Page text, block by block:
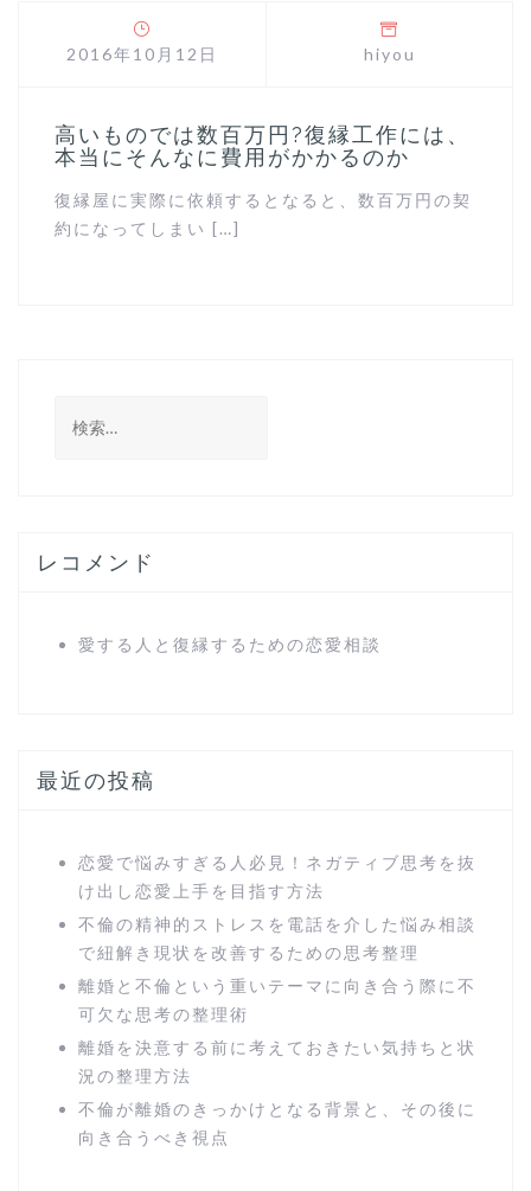
2016年10月12日 hiyou
高いものでは数百万円?復縁工作には、
本当にそんなに費用がかかるのか
復縁屋に実際に依頼するとなると、数百万円の契
約になってしまい […]
索
レコメンド
愛する人と復縁するための恋愛相談
最近の投稿
恋愛で悩みすぎる人必見！ネガティブ思考を抜
け出し恋愛上手を目指す方法
不倫の精神的ストレスを電話を介した悩み相談
で紐解き現状を改善するための思考整理
離婚と不倫という重いテーマに向き合う際に不
可欠な思考の整理術
離婚を決意する前に考えておきたい気持ちと状
況の整理方法
不倫が離婚のきっかけとなる背景と、その後に
向き合うべき視点